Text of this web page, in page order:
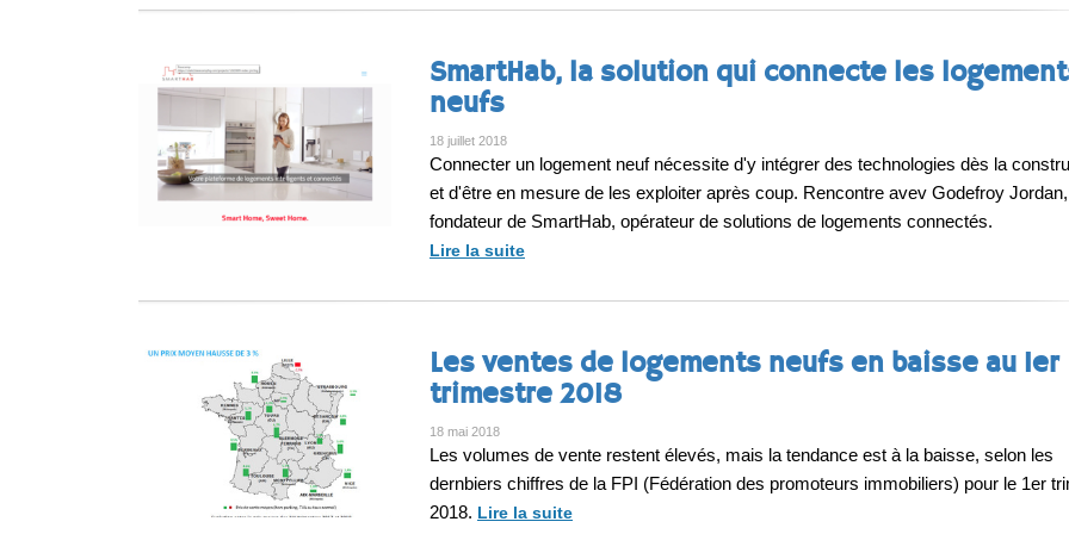
SmartHab, la solution qui connecte les
neufs
18 juillet 2018
Connecter un logement neuf nécessite d'y intégrer des technologies dès la
et d'être en mesure de les exploiter après coup. Rencontre avev Godefroy
fondateur de SmartHab, opérateur de solutions de logements connectés.
Lire la suite
Les ventes de logements neufs en baisse au 1er
trimestre 2018
18 mai 2018
Les volumes de vente restent élevés, mais la tendance est à la baisse, selon les
dernbiers chiffres de la FPI (Fédération des promoteurs immobiliers) pour le 1er
2018. Lire la suite